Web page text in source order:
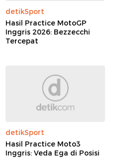
detikSport
Hasil Practice MotoGP
Inggris 2026: Bezzecchi
Tercepat
detikSport
Hasil Practice Moto3
Inggris: Veda Ega di Posisi